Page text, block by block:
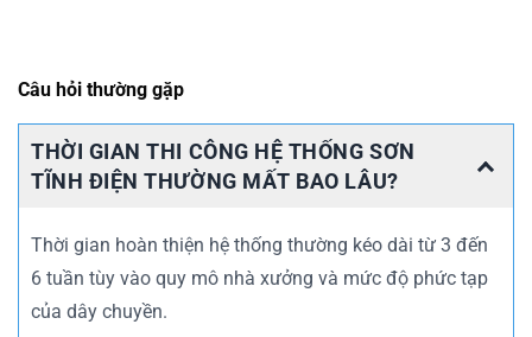
Câu hỏi thường gặp
THỜI GIAN THI CÔNG HỆ THỐNG SƠN
TĨNH ĐIỆN THƯỜNG MẤT BAO LÂU?
Thời gian hoàn thiện hệ thống thường kéo dài từ 3 đến
6 tuần tùy vào quy mô nhà xưởng và mức độ phức tạp
của dây chuyền.